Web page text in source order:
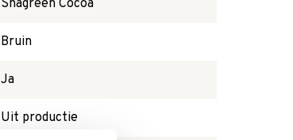
Shagreen Cocoa
Bruin
Ja
Uit productie